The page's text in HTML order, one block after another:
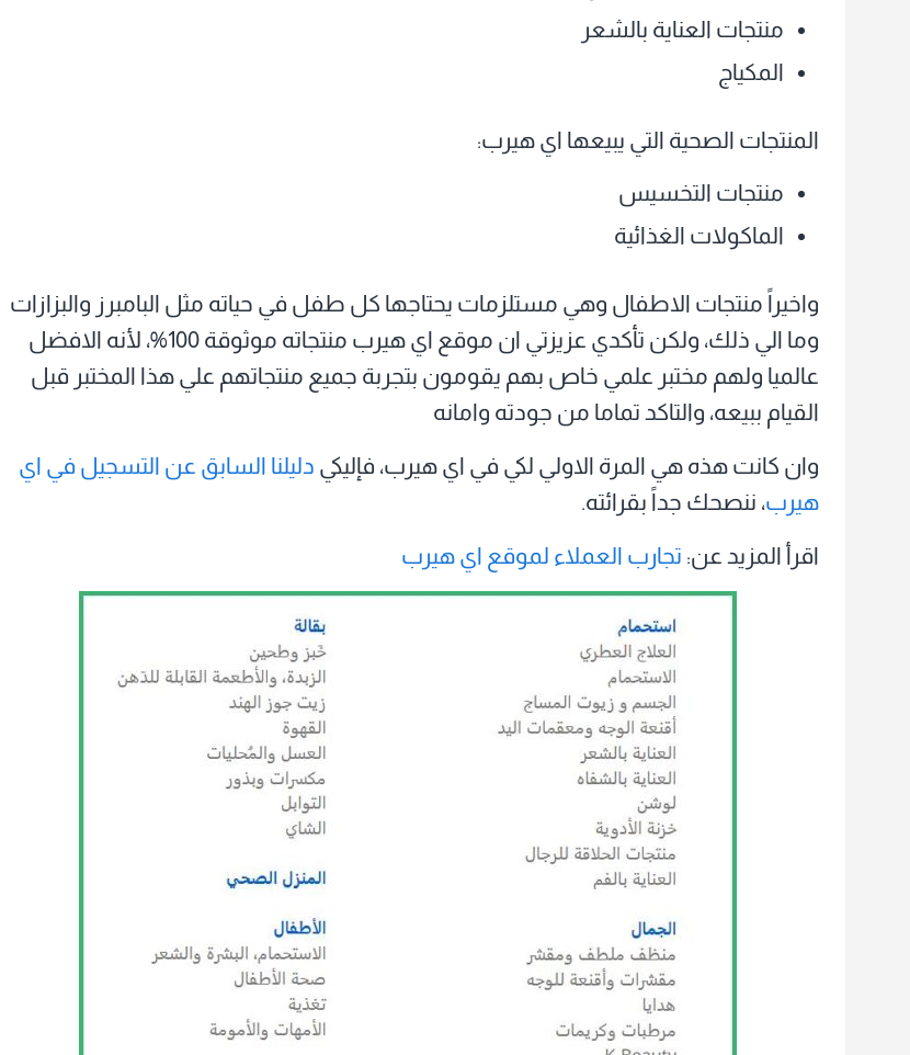
منتجات العناية بالشعر
المكياج
المنتجات الصحية التي يبيعها اي هيرب:
منتجات التخسيس
الماكولات الغذائية
واخيراً منتجات الاطفال وهي مستلزمات يحتاجها كل طفل في حياته مثل البامبرز والبزازات
وما الي ذلك، ولكن تأكدي عزيزتي ان موقع اي هيرب منتجاته موثوقة 100%، لأنه الافضل
عالميا ولهم مختبر علمي خاص بهم يقومون بتجربة جميع منتجاتهم علي هذا المختبر قبل
القيام ببيعه، والتاكد تماما من جودته وامانه
وان كانت هذه هي المرة الاولي لكي في اي هيرب، فإليكي دليلنا السابق عن التسجيل في اي
هيرب، ننصحك جداً بقرائته.
اقرأ المزيد عن: تجارب العملاء لموقع اي هيرب